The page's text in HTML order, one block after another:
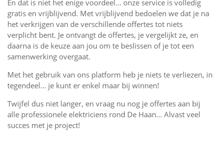
En dat is niet het enige voordeel... onze service is volledig
gratis en vrijblijvend. Met vrijblijvend bedoelen we dat je na
het verkrijgen van de verschillende offertes tot niets
verplicht bent. Je ontvangt de offertes, je vergelijkt ze, en
daarna is de keuze aan jou om te beslissen of je tot een
samenwerking overgaat.
Met het gebruik van ons platform heb je niets te verliezen, in
tegendeel... je kunt er enkel maar bij winnen!
Twijfel dus niet langer, en vraag nu nog je offertes aan bij
alle professionele elektriciens rond De Haan... Alvast veel
succes met je project!